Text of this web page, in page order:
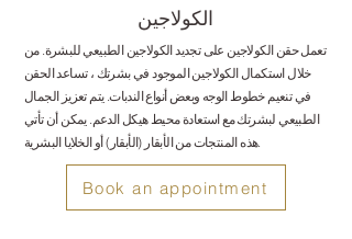
الكولاجين
تعمل حقن الكولاجين على تجديد الكولاجين الطبيعي للبشرة. من
خلال استكمال الكولاجين الموجود في بشرتك ، تساعد الحقن
في تنعيم خطوط الوجه وبعض أنواع الندبات. يتم تعزيز الجمال
الطبيعي لبشرتك مع استعادة محيط هيكل الدعم. يمكن أن تأتي
هذه المنتجات من الأبقار (الأبقار) أو الخلايا البشرية.
Book an appointment